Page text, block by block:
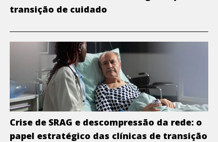
transição de cuidado
Crise de SRAG e descompressão da rede: o
papel estratégico das clínicas de transição